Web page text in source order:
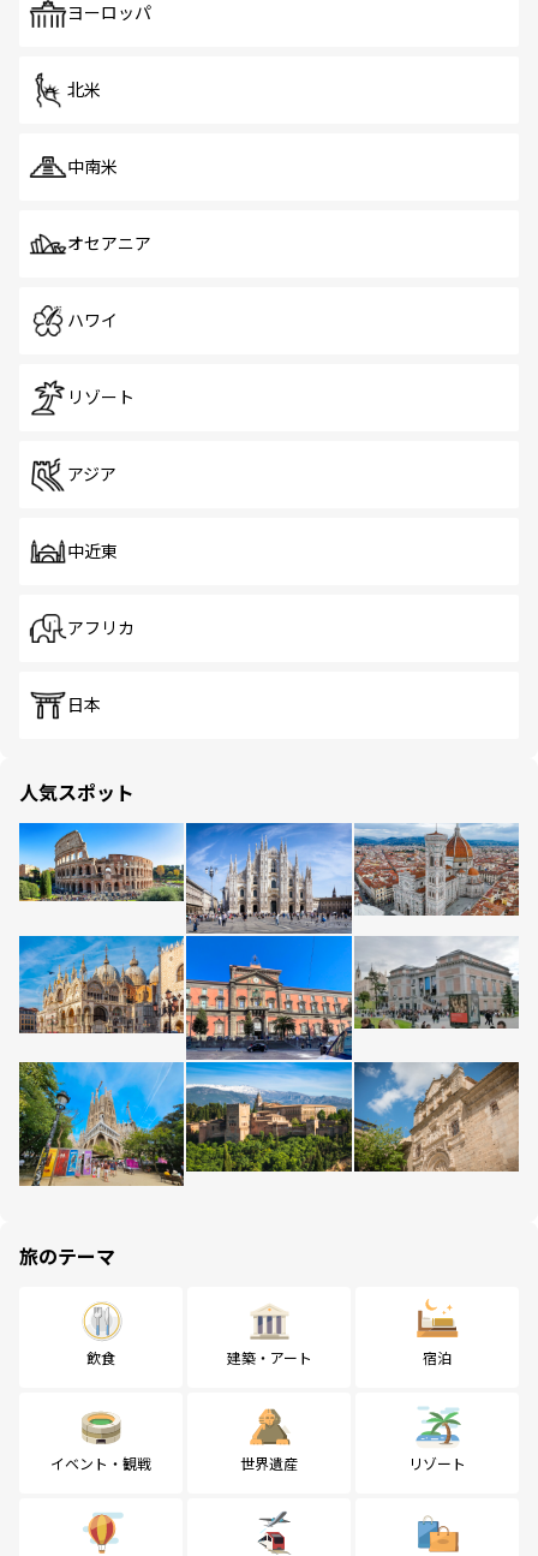
で、ホーカーズは地元の風情を楽しめる外せないスポット
ヨーロッパ
北米
中南米
オセアニア
ハワイ
リゾート
アジア
中近東
アフリカ
日本
人気スポット
旅のテーマ
飲食 建築・アート 宿泊
イベント・観戦 世界遺産 リゾート